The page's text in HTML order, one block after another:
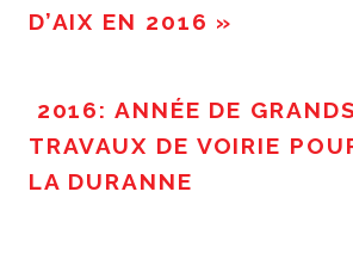
D’AIX EN 2016 »
2016: ANNÉE DE
TRAVAUX DE VOIRIE
LA DURANNE